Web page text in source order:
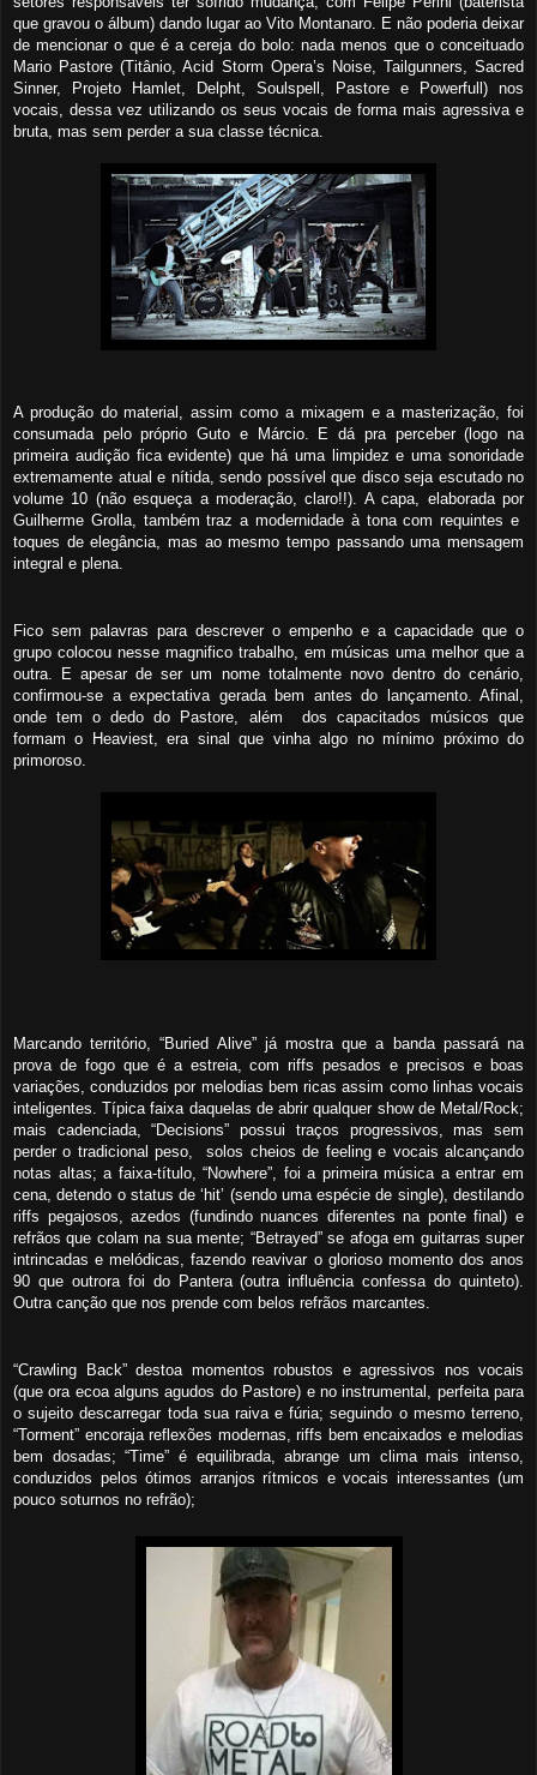
que gravou o álbum) dando lugar ao Vito Montanaro. E não poderia deixar
de mencionar o que é a cereja do bolo: nada menos que o conceituado
Mario Pastore (Titânio, Acid Storm Opera’s Noise, Tailgunners, Sacred
Sinner, Projeto Hamlet, Delpht, Soulspell, Pastore e Powerfull) nos
vocais, dessa vez utilizando os seus vocais de forma mais agressiva e
bruta, mas sem perder a sua classe técnica.
A produção do material, assim como a mixagem e a masterização, foi
consumada pelo próprio Guto e Márcio. E dápra perceber (logo na
primeira audição fica evidente) que há uma limpidez e uma sonoridade
extremamente atual e nítida, sendo possível que disco seja escutado no
volume 10 (não esqueça amoderação, claro!!). A capa, elaboradapor
Guilherme Grolla, também traz a modernidade à tona com requintes e
toques de elegância, mas ao mesmo tempo passando uma mensagem
integral e plena.
Fico sem palavras para descrever o empenho e a capacidade que o
grupo colocou nesse magnifico trabalho, em músicas uma melhor que a
outra. E apesar de ser um nome totalmente novo dentro do cenário,
confirmou-se aexpectativa gerada bem antes do lançamento. Afinal,
onde tem o dedo do Pastore, além dos capacitados músicos que
formam o Heaviest,era sinalque vinhaalgo no mínimo próximo do
primoroso.
Marcando território, “Buried Alive” já mostra que a banda passará na
prova de fogo que é a estreia, com riffs pesados e precisos e boas
variações,conduzidos por melodias bem ricasassim como linhasvocais
inteligentes. Típica faixa daquelas de abrir qualquer show de Metal/Rock;
mais cadenciada, “Decisions” possui traços progressivos, mas sem
perder o tradicional peso, solos cheios de feeling e vocais alcançando
notas altas; a faixa-título, “Nowhere”, foiaprimeira música a entrar em
cena, detendo o status de ‘hit’ (sendo uma espécie de single), destilando
riffs pegajosos, azedos (fundindo nuances diferentes na ponte final) e
refrãos que colam na sua mente; “Betrayed” se afoga em guitarras super
intrincadas e melódicas, fazendo reavivar o glorioso momento dos anos
90 que outrora foi do Pantera (outra influência confessa do quinteto).
Outra canção que nos prende com belos refrãos marcantes.
“Crawling Back” destoa momentos robustos e agressivos nos vocais
(que ora ecoa alguns agudos do Pastore) e no instrumental, perfeita para
o sujeito descarregar toda sua raiva e fúria; seguindo o mesmo terreno,
“Torment” encoraja reflexões modernas, riffs bem encaixados e melodias
bem dosadas; “Time” é equilibrada, abrange um clima mais intenso,
conduzidos pelos ótimos arranjos rítmicos e vocais interessantes (um
pouco soturnos no refrão);